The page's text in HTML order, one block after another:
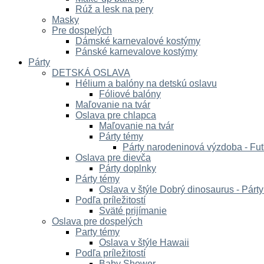
Rúž a lesk na pery
Masky
Pre dospelých
Dámské karnevalové kostýmy
Pánské karnevalove kostýmy
Párty
DETSKÁ OSLAVA
Hélium a balóny na detskú oslavu
Fóliové balóny
Maľovanie na tvár
Oslava pre chlapca
Maľovanie na tvár
Párty témy
Párty narodeninová výzdoba -
Oslava pre dievča
Párty doplnky
Párty témy
Oslava v štýle Dobrý dinosaurus -
Podľa príležitostí
Sväté prijímanie
Oslava pre dospelých
Party témy
Oslava v štýle Hawaii
Podľa príležitostí